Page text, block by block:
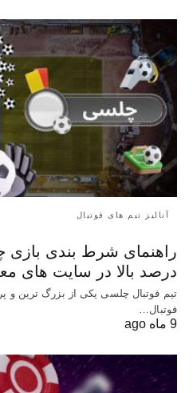
آنالیز تیم های فوتبال
راهنمای شرط بندی بازی
درصد بالا در سایت های
تیم فوتبال چلسی یکی از بزرگ ترین و پر
فوتبال…
9 ماه ago